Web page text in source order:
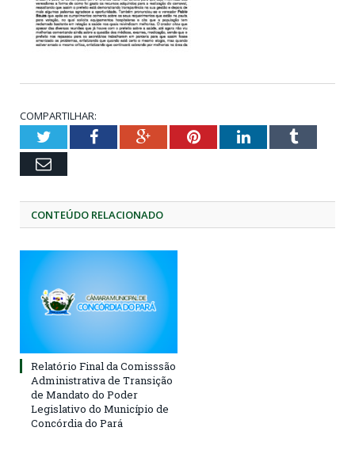
COMPARTILHAR:
TwitterFacebookGoogle+PinterestLinkedInTumblr
Email
CONTEÚDO RELACIONADO
Relatório Final da Comisssão
Administrativa de Transição
de Mandato do Poder
Legislativo do Município de
Concórdia do Pará